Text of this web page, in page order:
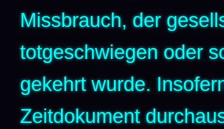
Missbrauch, der
totgeschwiegen oder
gekehrt wurde.
Zeitdokument